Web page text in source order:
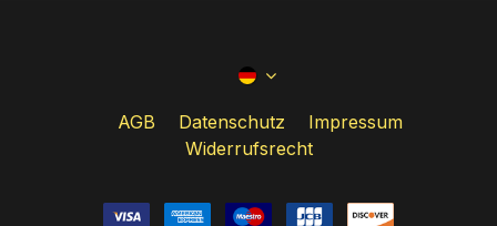
AGB Datenschutz
Impressum
Widerrufsrecht